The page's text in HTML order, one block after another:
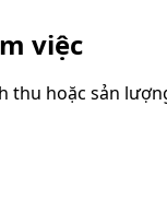
việc
thu hoặc sản